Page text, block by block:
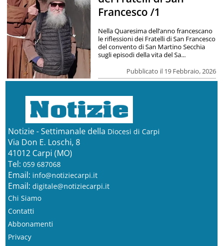
Francesco /1
Pubblicato il 19 Febbraio, 2026
Nella Quaresima dell’anno francescano
le riflessioni dei Fratelli di San Francesco
del convento di San Martino Secchia
sugli episodi della vita del Sa...
Notizie - Settimanale della Diocesi di Carpi
Via Don E. Loschi, 8
41012 Carpi (MO)
Tel: 059 687068
Email: info@notiziecarpi.it
Email: digitale@notiziecarpi.it
Chi Siamo
Contatti
Abbonamenti
Privacy